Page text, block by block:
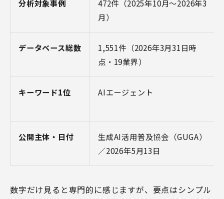
分析対象事例
472件（2025年10月〜2026年3
月）
データベース総数
1,551件（2026年3月31日時
点・19業界）
キーワード1位 AIエージェント
公開主体・日付
生成AI活用普及協会（GUGA）
／2026年5月13日
数字だけ見ると専門的に感じますが、要点はシンプル